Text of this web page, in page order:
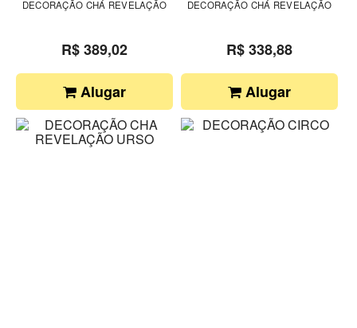
DECORAÇÃO CHÁ REVELAÇÃO
R$ 389,02
Alugar
DECORAÇÃO CHÁ REVELAÇÃO
R$ 338,88
Alugar